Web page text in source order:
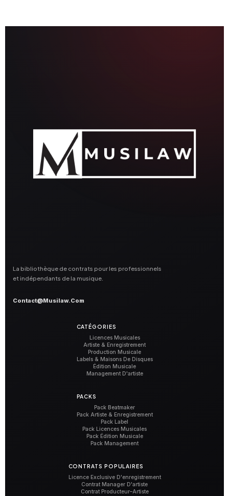
La bibliothèque de contrats pour les professionnels
et indépendants de la musique.
Contact@musilaw.com
CATÉGORIES
Licences Musicales
Artiste & Enregistrement
Production Musicale
Labels & Maisons De Disques
Édition Musicale
Management D'artiste
PACKS
Pack Beatmaker
Pack Artiste & Enregistrement
Pack Label
Pack Licences Musicales
Pack Édition Musicale
Pack Management
CONTRATS POPULAIRES
Licence Exclusive D'enregistrement
Contrat Manager D'artiste
Contrat Producteur–Artiste